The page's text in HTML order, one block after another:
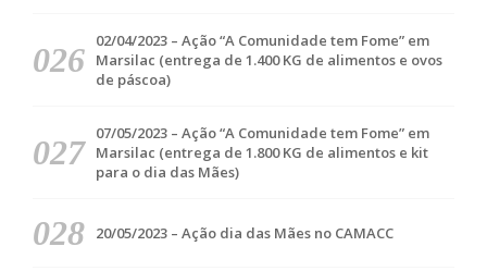
02/04/2023 – Ação “A Comunidade tem Fome” em
Marsilac (entrega de 1.400 KG de alimentos e ovos
de páscoa)
07/05/2023 – Ação “A Comunidade tem Fome” em
Marsilac (entrega de 1.800 KG de alimentos e kit
para o dia das Mães)
20/05/2023 – Ação dia das Mães no CAMACC